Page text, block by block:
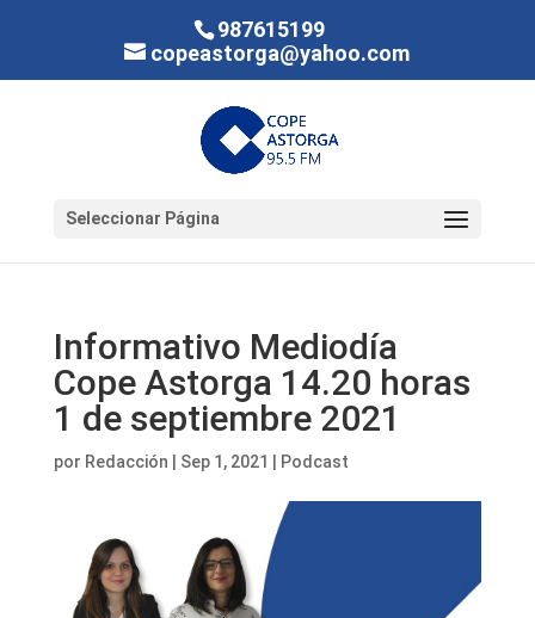
987615199
copeastorga@yahoo.com
Seleccionar Página
Informativo Mediodía
Cope Astorga 14.20 horas
1 de septiembre 2021
por Redacción Sep 1, 2021 Podcast